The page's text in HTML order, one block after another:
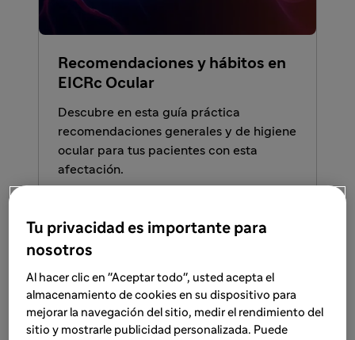
Recomendaciones y hábitos en
EICRc Ocular
Descubre en esta guía práctica
recomendaciones generales y de higiene
ocular para tus pacientes con esta
afectación.
Tu privacidad es importante para
nosotros
Al hacer clic en "Aceptar todo", usted acepta el
almacenamiento de cookies en su dispositivo para
mejorar la navegación del sitio, medir el rendimiento del
sitio y mostrarle publicidad personalizada. Puede